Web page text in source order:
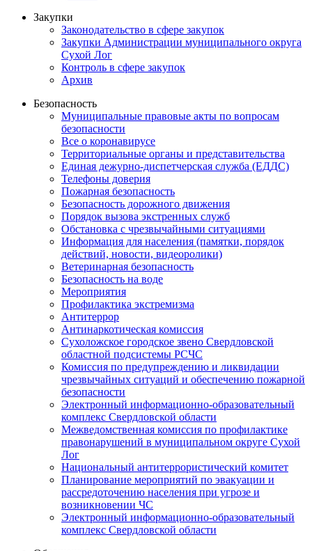
Закупки
Законодательство в сфере закупок
Закупки Администрации муниципального округа
Сухой Лог
Контроль в сфере закупок
Архив
Безопасность
Муниципальные правовые акты по вопросам
безопасности
Все о коронавирусе
Территориальные органы и представительства
Единая дежурно-диспетчерская служба (ЕДДС)
Телефоны доверия
Пожарная безопасность
Безопасность дорожного движения
Порядок вызова экстренных служб
Обстановка с чрезвычайными ситуациями
Информация для населения (памятки, порядок
действий, новости, видеоролики)
Ветеринарная безопасность
Безопасность на воде
Мероприятия
Профилактика экстремизма
Антитеррор
Антинаркотическая комиссия
Сухоложское городское звено Свердловской
областной подсистемы РСЧС
Комиссия по предупреждению и ликвидации
чрезвычайных ситуаций и обеспечению пожарной
безопасности
Электронный информационно-образовательный
комплекс Cвердловской области
Межведомственная комиссия по профилактике
правонарушений в муниципальном округе Сухой
Лог
Национальный антитеррористический комитет
Планирование мероприятий по эвакуации и
рассредоточению населения при угрозе и
возникновении ЧС
Электронный информационно-образовательный
комплекс Свердловской области